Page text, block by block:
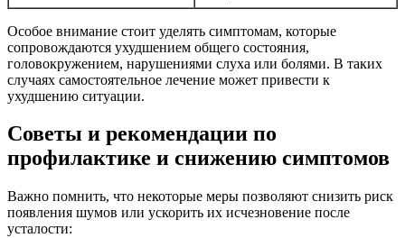
Особое внимание стоит уделять симптомам, которые
сопровождаются ухудшением общего состояния,
головокружением, нарушениями слуха или болями. В таких
случаях самостоятельное лечение может привести к
ухудшению ситуации.
Советы и рекомендации по
профилактике и снижению симптомов
Важно помнить, что некоторые меры позволяют снизить риск
появления шумов или ускорить их исчезновение после
усталости: